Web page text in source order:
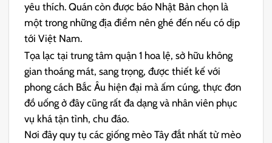
yêu thích. Quán còn được báo Nhật Bản chọn là
một trong những địa điểm nên ghé đến nếu có dịp
tới Việt Nam.
Tọa lạc tại trung tâm quận 1 hoa lệ, sở hữu không
gian thoáng mát, sang trọng, được thiết kế với
phong cách Bắc Âu hiện đại mà ấm cúng, thực đơn
đồ uống ở đây cũng rất đa dạng và nhân viên phục
vụ khá tận tình, chu đáo.
Nơi đây quy tụ các giống mèo Tây đắt nhất từ mèo